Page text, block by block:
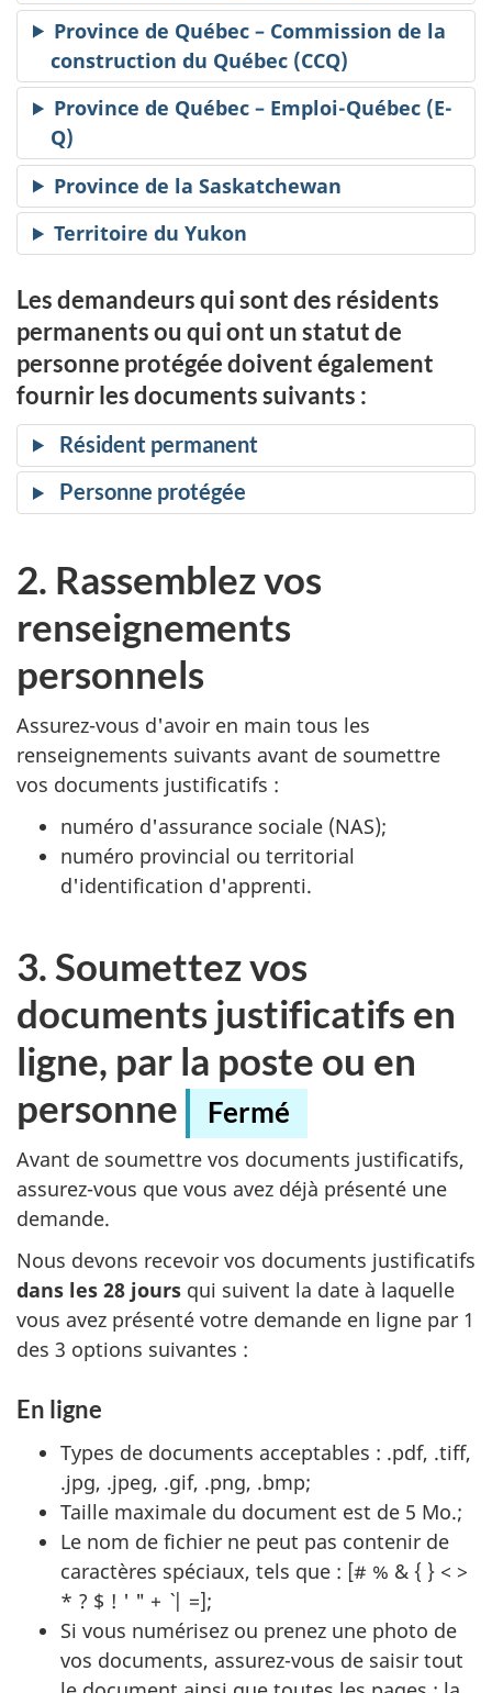
Province de Québec – Commission de la
construction du Québec (CCQ)
Province de Québec – Emploi-Québec (E-
Q)
Province de la Saskatchewan
Territoire du Yukon
Les demandeurs qui sont des résidents
permanents ou qui ont un statut de
personne protégée doivent également
fournir les documents suivants :
Résident permanent
Personne protégée
2. Rassemblez vos
renseignements
personnels
Assurez-vous d'avoir en main tous les
renseignements suivants avant de soumettre
vos documents justificatifs :
numéro d'assurance sociale (NAS);
numéro provincial ou territorial
d'identification d'apprenti.
3. Soumettez vos
documents justificatifs en
ligne, par la poste ou en
personne
Fermé
Avant de soumettre vos documents justificatifs,
assurez-vous que vous avez déjà présenté une
demande.
Nous devons recevoir vos documents justificatifs
dans les 28 jours qui suivent la date à laquelle
vous avez présenté votre demande en ligne par 1
des 3 options suivantes :
En ligne
Types de documents acceptables : .pdf, .tiff,
.jpg, .jpeg, .gif, .png, .bmp;
Taille maximale du document est de 5 Mo.;
Le nom de fichier ne peut pas contenir de
caractères spéciaux, tels que : [# % & { } < >
* ? $ ! ' " + ` | =];
Si vous numérisez ou prenez une photo de
vos documents, assurez-vous de saisir tout